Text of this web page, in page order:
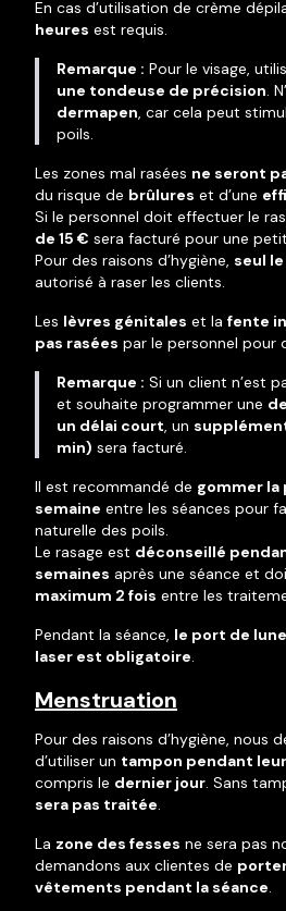
En cas d’utilisation de crème
heures est requis.
Remarque : Pour le visage,
une tondeuse de précision.
dermapen, car cela peut
poils.
Les zones mal rasées ne seront
du risque de brûlures et d’une
Si le personnel doit effectuer le
de 15 € sera facturé pour une
Pour des raisons d’hygiène, seul
autorisé à raser les clients.
Les lèvres génitales et la fente
pas rasées par le personnel pour
Remarque : Si un client n’est
et souhaite programmer une
un délai court, un
min) sera facturé.
Il est recommandé de gommer la
semaine entre les séances pour
naturelle des poils.
Le rasage est déconseillé
semaines après une séance et
maximum 2 fois entre les
Pendant la séance, le port de
laser est obligatoire.
Menstruation
Pour des raisons d’hygiène, nous
d’utiliser un tampon pendant
compris le dernier jour. Sans
sera pas traitée.
La zone des fesses ne sera pas
demandons aux clientes de
vêtements pendant la séance.